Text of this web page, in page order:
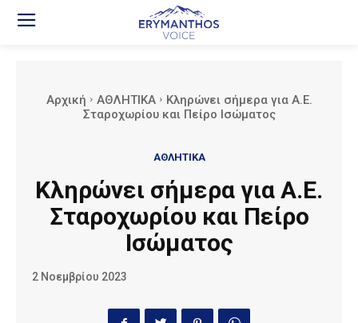
Αρχική ΑΘΛΗΤΙΚΑ
Kληρώνει σήμερα για Α.Ε.
Σταροχωρίου και Πείρο Ισώματος
ΑΘΛΗΤΙΚΑ
Kληρώνει σήμερα για Α.Ε.
Σταροχωρίου και Πείρο
Ισώματος
2 Νοεμβρίου 2023